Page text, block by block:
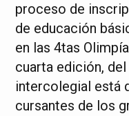
proceso de
de educación
en las 4tas
cuarta edición,
intercolegial está
cursantes de los